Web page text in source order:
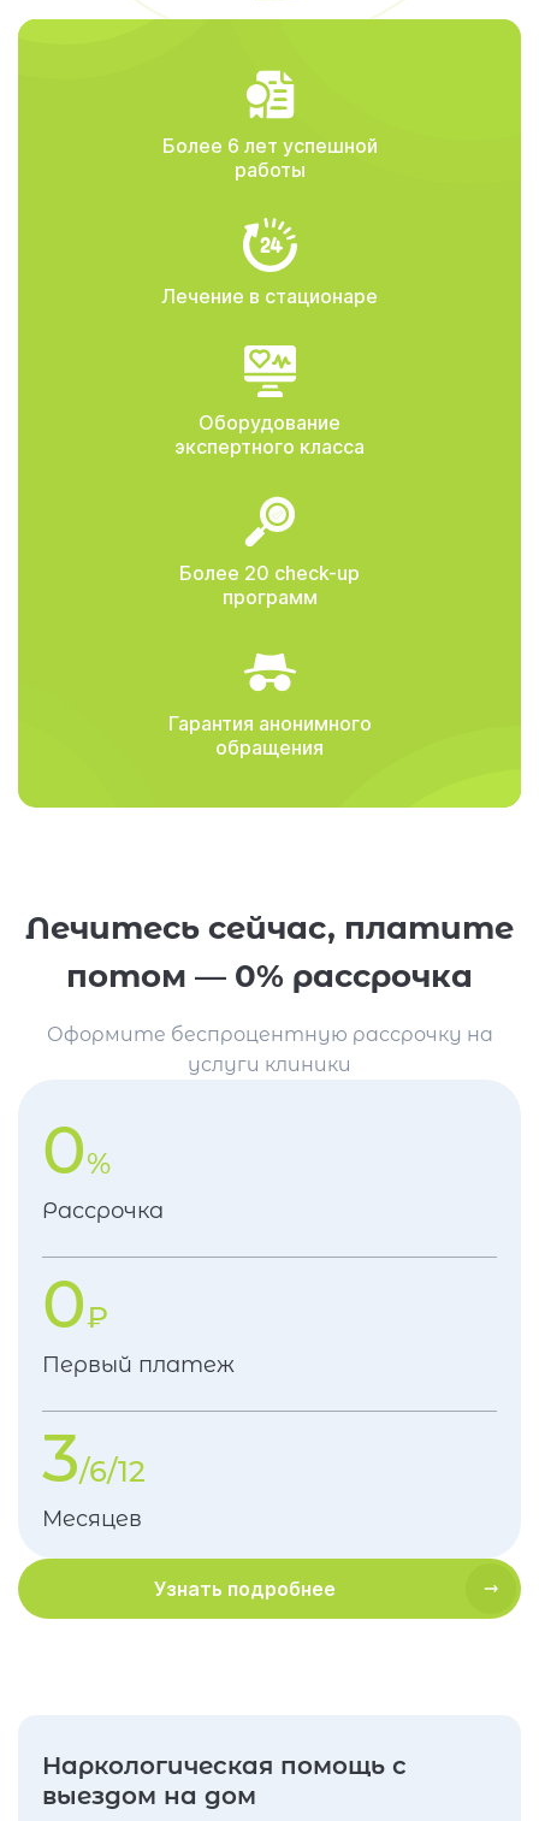
Более 6 лет успешной
работы
Лечение в стационаре
Оборудование
экспертного класса
Более 20 check-up
программ
Гарантия анонимного
обращения
Лечитесь сейчас, платите
потом — 0% рассрочка
Оформите беспроцентную рассрочку на
услуги клиники
0%
Рассрочка
0₽
Первый платеж
3/6/12
Месяцев
Узнать подробнее
Наркологическая помощь с
выездом на дом